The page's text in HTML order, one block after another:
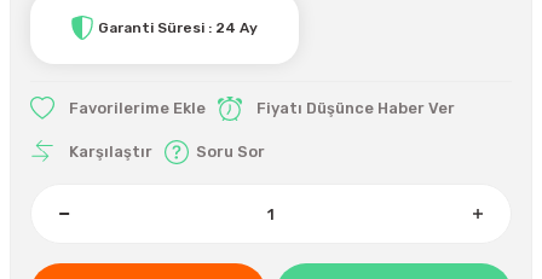
Garanti Süresi : 24 Ay
Fiyatı Düşünce Haber Ver
Karşılaştır Soru Sor